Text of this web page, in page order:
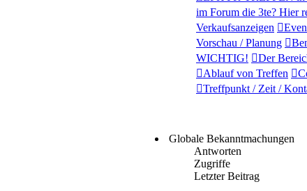
im Forum die 3te? Hier
Verkaufsanzeigen
Vorschau / Planung
WICHTIG!
Der
Ablauf von Treffen
Treffpunkt / Zeit /
Globale Bekanntmachungen
Antworten
Zugriffe
Letzter Beitrag